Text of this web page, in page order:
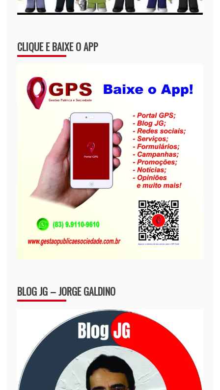
CLIQUE E BAIXE O APP
BLOG JG – JORGE GALDINO